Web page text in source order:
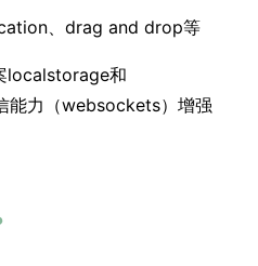
、drag and drop等
localstorage和
能力（websockets）增强